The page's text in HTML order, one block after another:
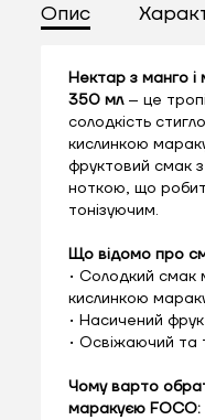
Опис
Нектар з манго
350 мл– це
солодкість
кислинкою
фруктовий смак
ноткою, що
тонізуючим.
Що відомо про
• Солодкий смак
кислинкою
• Насичений
• Освіжаючий та
Чому варто
маракуєю FOCO: